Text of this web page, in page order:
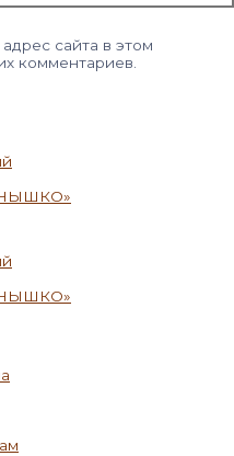
сайта в этом
комментариев.